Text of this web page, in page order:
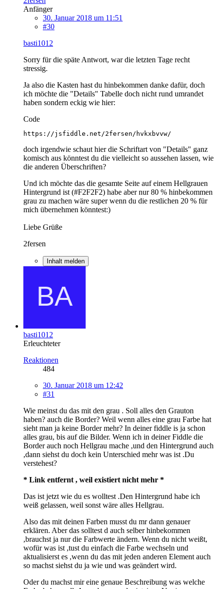
Anfänger
30. Januar 2018 um 11:51
#30
basti1012
Sorry für die späte Antwort, war die letzten Tage recht
stressig.
Ja also die Kasten hast du hinbekommen danke dafür, doch
ich möchte die "Details" Tabelle doch nicht rund umrandet
haben sondern eckig wie hier:
Code
https://jsfiddle.net/2fersen/hvkxbvvw/
doch irgendwie schaut hier die Schriftart von "Details" ganz
komisch aus könntest du die vielleicht so aussehen lassen, wie
die anderen Überschriften?
Und ich möchte das die gesamte Seite auf einem Hellgrauen
Hintergrund ist (#F2F2F2) habe aber nur 80 % hinbekommen
grau zu machen wäre super wenn du die restlichen 20 % für
mich übernehmen könntest:)
Liebe Grüße
2fersen
Inhalt melden
basti1012
Erleuchteter
Reaktionen
484
30. Januar 2018 um 12:42
#31
Wie meinst du das mit den grau . Soll alles den Grauton
haben? auch die Border? Weil wenn alles eine grau Farbe hat
sieht man ja keine Border mehr? In deiner fiddle is ja schon
alles grau, bis auf die Bilder. Wenn ich in deiner Fiddle die
Border auch noch Hellgrau mache ,und den Hintergrund auch
,dann siehst du doch kein Unterschied mehr was ist .Du
verstehest?
* Link entfernt , weil existiert nicht mehr *
Das ist jetzt wie du es wolltest .Den Hintergrund habe ich
weiß gelassen, weil sonst wäre alles Hellgrau.
Also das mit deinen Farben musst du mr dann genauer
erklären. Aber das solltest d auch selber hinbekommen
,brauchst ja nur die Farbwerte ändern. Wenn du nicht weißt,
wofür was ist ,tust du einfach die Farbe wechseln und
aktualisierst es ,wenn du das mit jeden anderen Element auch
so machst siehst du ja wie und was geändert wird.
Oder du machst mir eine genaue Beschreibung was welche